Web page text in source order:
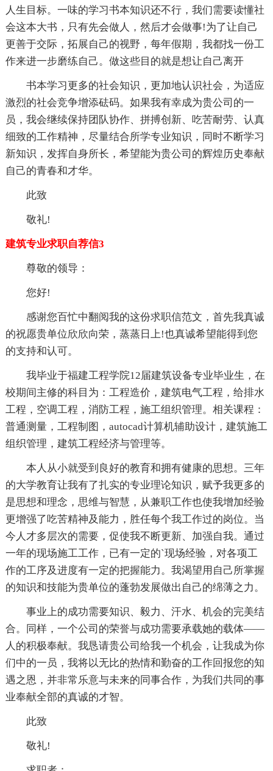
人生目标。一味的学习书本知识还不行，我们需要读懂社
会这本大书，只有先会做人，然后才会做事!为了让自己
更善于交际，拓展自己的视野，每年假期，我都找一份工
作来进一步磨练自己。做这些目的就是想让自己离开
书本学习更多的社会知识，更加地认识社会，为适应
激烈的社会竞争增添砝码。如果我有幸成为贵公司的一
员，我会继续保持团队协作、拼搏创新、吃苦耐劳、认真
细致的工作精神，尽量结合所学专业知识，同时不断学习
新知识，发挥自身所长，希望能为贵公司的辉煌历史奉献
自己的青春和才华。
此致
敬礼!
建筑专业求职自荐信3
尊敬的领导：
您好!
感谢您百忙中翻阅我的这份求职信范文，首先我真诚
的祝愿贵单位欣欣向荣，蒸蒸日上!也真诚希望能得到您
的支持和认可。
我毕业于福建工程学院12届建筑设备专业毕业生，在
校期间主修的科目为：工程造价，建筑电气工程，给排水
工程，空调工程，消防工程，施工组织管理。相关课程：
普通测量，工程制图，autocad计算机辅助设计，建筑施工
组织管理，建筑工程经济与管理等。
本人从小就受到良好的教育和拥有健康的思想。三年
的大学教育让我有了扎实的专业理论知识，赋予我更多的
是思想和理念，思维与智慧，从兼职工作也使我增加经验
更增强了吃苦精神及能力，胜任每个我工作过的岗位。当
今人才多层次的需要，促使我不断更新、加强自我。通过
一年的现场施工工作，已有一定的`现场经验，对各项工
作的工序及进度有一定的把握能力。我渴望用自己所掌握
的知识和技能为贵单位的蓬勃发展做出自己的绵薄之力。
事业上的成功需要知识、毅力、汗水、机会的完美结
合。同样，一个公司的荣誉与成功需要承载她的载体——
人的积极奉献。我恳请贵公司给我一个机会，让我成为你
们中的一员，我将以无比的热情和勤奋的工作回报您的知
遇之恩，并非常乐意与未来的同事合作，为我们共同的事
业奉献全部的真诚的才智。
此致
敬礼!